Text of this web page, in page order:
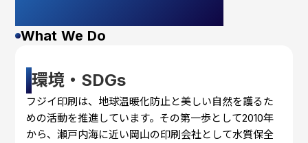
What We Do
環境・SDGs
フジイ印刷は、地球温暖化防止と美しい自然を護るた
めの活動を推進しています。その第一歩として2010年
から、瀬戸内海に近い岡山の印刷会社として水質保全